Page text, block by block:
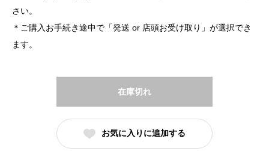
さい。
＊ご購入お手続き途中で「発送 or 店頭お受け取り」が選択でき
ます。
在庫切れ
お気に入りに追加する